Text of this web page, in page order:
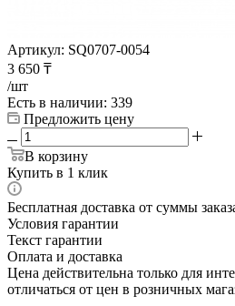
Артикул: SQ0707-0054
3 650 ₸
/шт
Есть в наличии: 339
Предложить цену
В корзину
Купить в 1 клик
Бесплатная доставка от суммы
Условия гарантии
Текст гарантии
Оплата и доставка
Цена действительна только для
отличаться от цен в розничных